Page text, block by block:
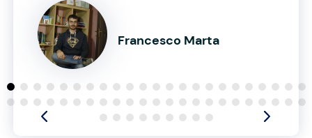
Francesco Marta